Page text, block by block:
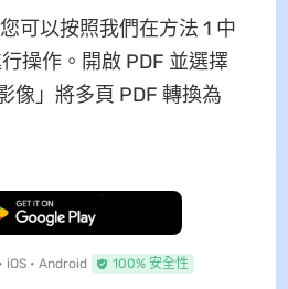
可以按照我們在方法 1 中
操作。開啟 PDF 並選擇
像」將多頁 PDF 轉換為
免費下載
iOS • Android 100% 安全性